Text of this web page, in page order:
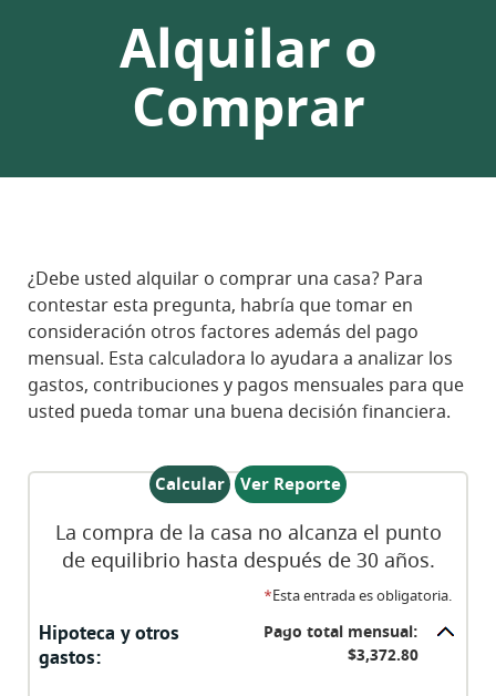
Alquilar o
Comprar
¿Debe usted alquilar o comprar una casa? Para
contestar esta pregunta, habría que tomar en
consideración otros factores además del pago
mensual. Esta calculadora lo ayudara a analizar los
gastos, contribuciones y pagos mensuales para que
usted pueda tomar una buena decisión financiera.
La compra de la casa no alcanza el punto
de equilibrio hasta después de 30 años.
*Esta entrada es obligatoria.
Hipoteca y otros
gastos:
Pago total mensual:
$3,372.80